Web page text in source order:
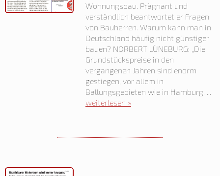
Wohnungsbau. Prägnant und
verständlich beantwortet er Fragen
von Bauherren. Warum kann man in
Deutschland häufig nicht günstiger
bauen? NORBERT LÜNEBURG: „Die
Grundstückspreise in den
vergangenen Jahren sind enorm
gestiegen, vor allem in
Ballungsgebieten wie in Hamburg. ...
weiterlesen »